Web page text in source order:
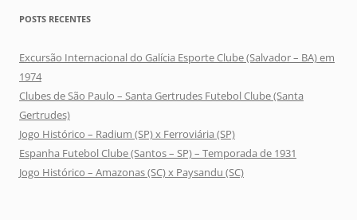
POSTS RECENTES
Excursão Internacional do Galícia Esporte Clube (Salvador – BA) em
1974
Clubes de São Paulo – Santa Gertrudes Futebol Clube (Santa
Gertrudes)
Jogo Histórico – Radium (SP) x Ferroviária (SP)
Espanha Futebol Clube (Santos – SP) – Temporada de 1931
Jogo Histórico – Amazonas (SC) x Paysandu (SC)